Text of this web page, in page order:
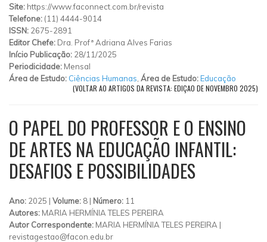
Site: https://www.faconnect.com.br/revista
Telefone: (11) 4444-9014
ISSN: 2675-2891
Editor Chefe: Dra. Profª Adriana Alves Farias
Início Publicação: 28/11/2025
Periodicidade: Mensal
Área de Estudo: Ciências Humanas Área de Estudo:Educação
(VOLTAR AO ARTIGOS DA REVISTA: EDIÇAO DE NOVEMBRO 2025)
O PAPEL DO PROFESSOR E O ENSINO
DE ARTES NA EDUCAÇÃO INFANTIL:
DESAFIOS E POSSIBILIDADES
Ano: 2025 | Volume: 8 | Número: 11
Autores: MARIA HERMÍNIA TELES PEREIRA
Autor Correspondente: MARIA HERMÍNIA TELES PEREIRA |
revistagestao@facon.edu.br